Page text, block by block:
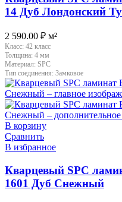
14 Дуб Лондонский
2 590.00 ₽ м²
Класс: 42 класс
Толщина: 4 мм
Материал: SPC
Тип соединения: Замковое
В корзину
Сравнить
В избранное
Кварцевый SPC
1601 Дуб Снежный